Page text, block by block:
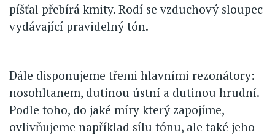
píšťal přebírá kmity. Rodí se vzduchový sloupec
vydávající pravidelný tón.
Dále disponujeme třemi hlavními rezonátory:
nosohltanem, dutinou ústní a dutinou hrudní.
Podle toho, do jaké míry který zapojíme,
ovlivňujeme například sílu tónu, ale také jeho